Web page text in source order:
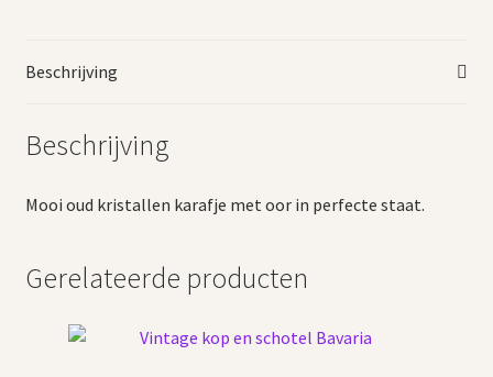
Beschrijving
Beschrijving
Mooi oud kristallen karafje met oor in perfecte staat.
Gerelateerde producten